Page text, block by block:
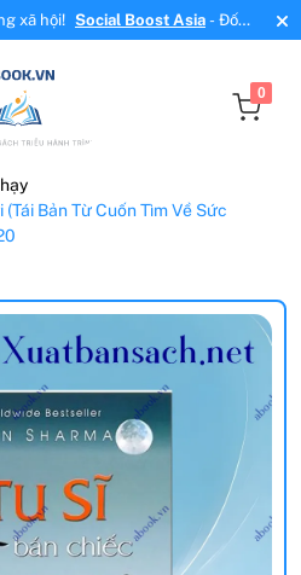
xã hội! Social Boost Asia- Đối
tương tác, tăng follow uy tín!
0
Bản Từ Cuốn Tìm Về Sức